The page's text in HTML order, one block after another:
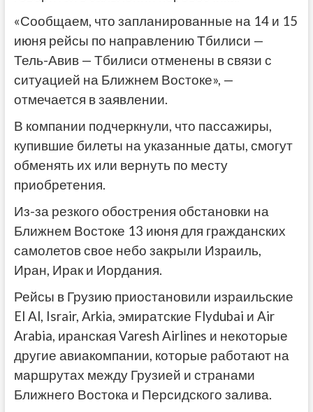
«Сообщаем, что запланированные на 14 и 15
июня рейсы по направлению Тбилиси —
Тель-Авив — Тбилиси отменены в связи с
ситуацией на Ближнем Востоке», —
отмечается в заявлении.
В компании подчеркнули, что пассажиры,
купившие билеты на указанные даты, смогут
обменять их или вернуть по месту
приобретения.
Из-за резкого обострения обстановки на
Ближнем Востоке 13 июня для гражданских
самолетов свое небо закрыли Израиль,
Иран, Ирак и Иордания.
Рейсы в Грузию приостановили израильские
El Al, Israir, Arkia, эмиратские Flydubai и Air
Arabia, иранская Varesh Airlines и некоторые
другие авиакомпании, которые работают на
маршрутах между Грузией и странами
Ближнего Востока и Персидского залива.